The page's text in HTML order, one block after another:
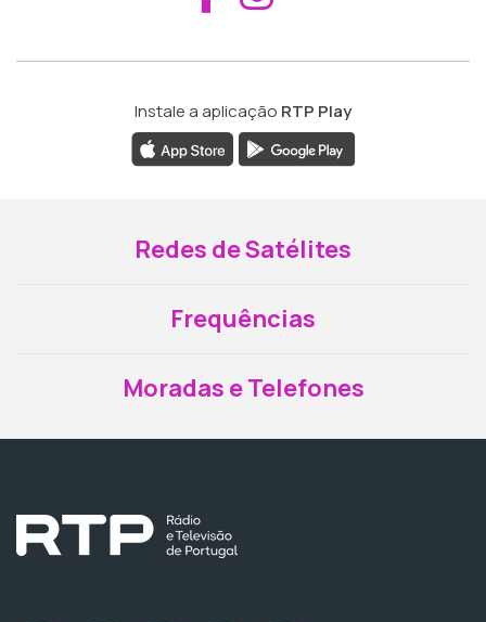
Instale a aplicação RTP Play
Redes de Satélites
Frequências
Moradas e Telefones